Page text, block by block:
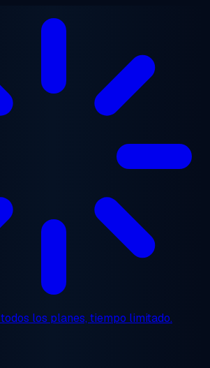
todos los planes, tiempo limitado.